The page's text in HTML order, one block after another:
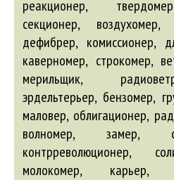
реакционер,
секционер, воздухомер,
дефибрер, комиссионер,
каверномер, строкомер,
мерильщик,
эрдельтерьер, бензомер,
маловер, облигационер,
волномер, замер,
контрреволюционер,
молокомер, карьер,